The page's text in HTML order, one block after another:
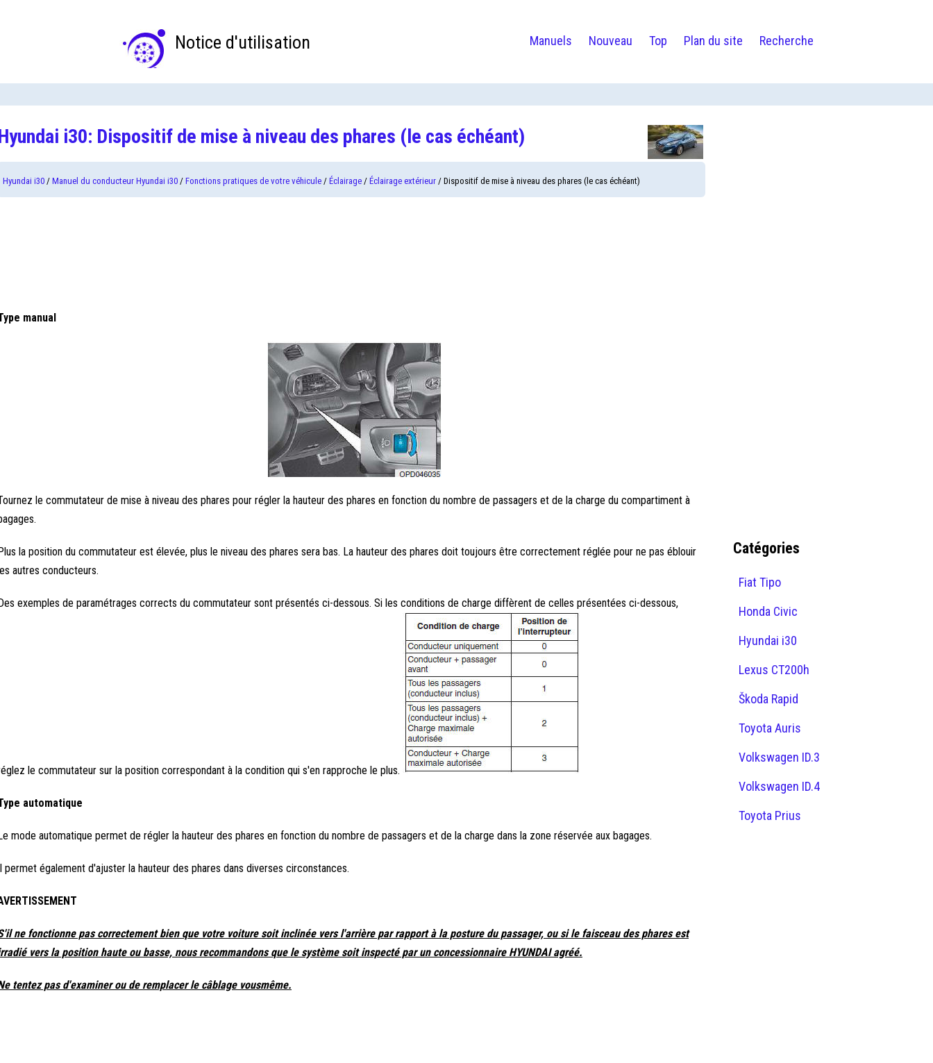
Notice d'utilisation Manuels Nouveau Top Plan du site Recherche
i30: Dispositif de mise à niveau des phares (le cas échéant)
Hyundai i30 / Manuel du conducteur Hyundai i30 / Fonctions pratiques de votre véhicule / Éclairage / Éclairage extérieur / Dispositif de mise à niveau des phares (le cas échéant)
manual
le commutateur de mise à niveau des phares pour régler la hauteur des phares en fonction du nombre de passagers et de la charge du compartiment à
la position du commutateur est élevée, plus le niveau des phares sera bas. La hauteur des phares doit toujours être correctement réglée pour ne pas éblouir
autres conducteurs.
exemples de paramétrages corrects du commutateur sont présentés ci-dessous. Si les conditions de charge diffèrent de celles présentées ci-dessous,
le commutateur sur la position correspondant à la condition qui s'en rapproche le plus.
automatique
mode automatique permet de régler la hauteur des phares en fonction du nombre de passagers et de la charge dans la zone réservée aux bagages.
permet également d'ajuster la hauteur des phares dans diverses circonstances.
ne fonctionne pas correctement bien que votre voiture soit inclinée vers l'arrière par rapport à la posture du passager, ou si le faisceau des phares est
vers la position haute ou basse, nous recommandons que le système soit inspecté par un concessionnaire HYUNDAI agréé.
tentez pas d'examiner ou de remplacer le câblage vousmême.
Catégories
Fiat Tipo
Honda Civic
Hyundai i30
Lexus CT200h
Škoda Rapid
Toyota Auris
Volkswagen ID.3
Volkswagen ID.4
Toyota Prius